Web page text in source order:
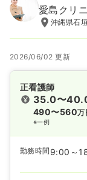
愛島クリ
沖縄県石
2026/06/02 更新
正看護師
35.0〜
490〜560万
※一例
勤務時間 9:00～